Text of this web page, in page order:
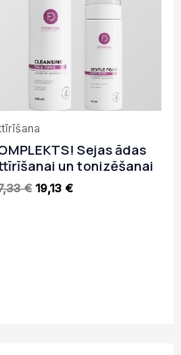
Sejas ādas
un tonizēšanai
€ 19,13 €